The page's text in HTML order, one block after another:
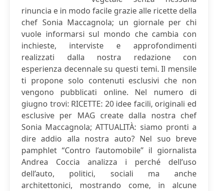
rinuncia e in modo facile grazie alle ricette della
chef Sonia Maccagnola; un giornale per chi
vuole informarsi sul mondo che cambia con
inchieste, interviste e approfondimenti
realizzati dalla nostra redazione con
esperienza decennale su questi temi. Il mensile
ti propone solo contenuti esclusivi che non
vengono pubblicati online. Nel numero di
giugno trovi: RICETTE: 20 idee facili, originali ed
esclusive per MAG create dalla nostra chef
Sonia Maccagnola; ATTUALITÀ: siamo pronti a
dire addio alla nostra auto? Nel suo breve
pamphlet “Contro l’automobile” il giornalista
Andrea Coccia analizza i perché dell’uso
dell’auto, politici, sociali ma anche
architettonici, mostrando come, in alcune